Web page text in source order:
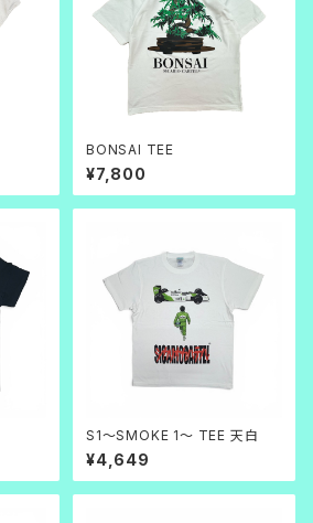
BONSAI TEE
¥7,800
S1～SMOKE 1～ TEE 天白
¥4,649